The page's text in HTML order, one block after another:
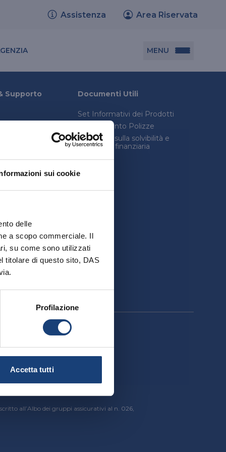
sui cookie
delle
a scopo commerciale. Il
su come sono utilizzati
titolare di questo sito, DAS
Profilazione
Accetta tutti
Assistenza Area Riservata
MENU
Documenti utili
Set informativi dei prodotti
Trasferimento polizze
Supporto Documenti Utili
Set Informativi dei Prodotti
Trasferimento Polizze
Relazione sulla solvibilità e
condizioni finanziaria
all’Albo dei gruppi assicurativi al n. 026,